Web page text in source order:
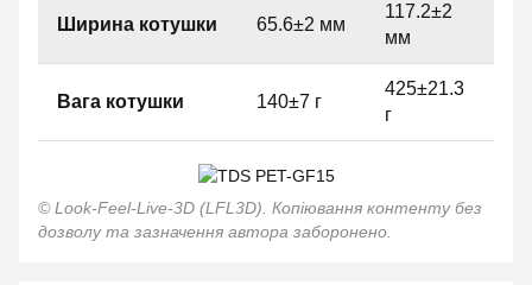
Ширина котушки 65.6±2 мм
117.2±2
мм
Вага котушки 140±7 г
425±21.3
г
© Look-Feel-Live-3D (LFL3D). Копіювання контенту без
дозволу та зазначення автора заборонено.